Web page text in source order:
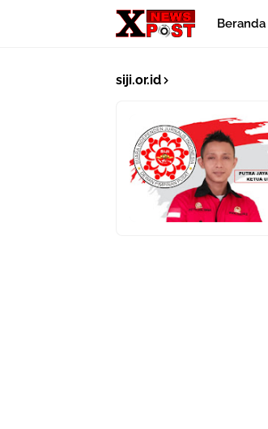
Beranda
siji.or.id